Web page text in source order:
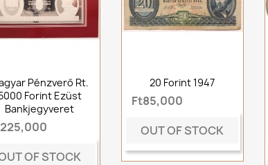
Pénzverő Rt.
Forint Ezüst
Bankjegyveret
OF STOCK
20 Forint 1947
Ft85,000
OUT OF STOCK